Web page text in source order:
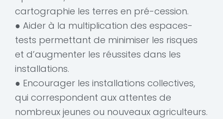
cartographie les terres en pré-cession.
● Aider à la multiplication des espaces-
tests permettant de minimiser les risques
et d’augmenter les réussites dans les
installations.
● Encourager les installations collectives,
qui correspondent aux attentes de
nombreux jeunes ou nouveaux agriculteurs.